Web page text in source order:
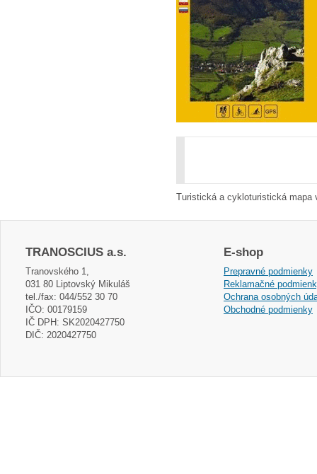
Turistická a cykloturistická mapa
TRANOSCIUS a.s.
Tranovského 1,
031 80 Liptovský Mikuláš
tel./fax: 044/552 30 70
IČO: 00179159
IČ DPH: SK2020427750
DIČ: 2020427750
E-shop
Prepravné podmienky
Reklamačné
Ochrana osobných
Obchodné podmienky